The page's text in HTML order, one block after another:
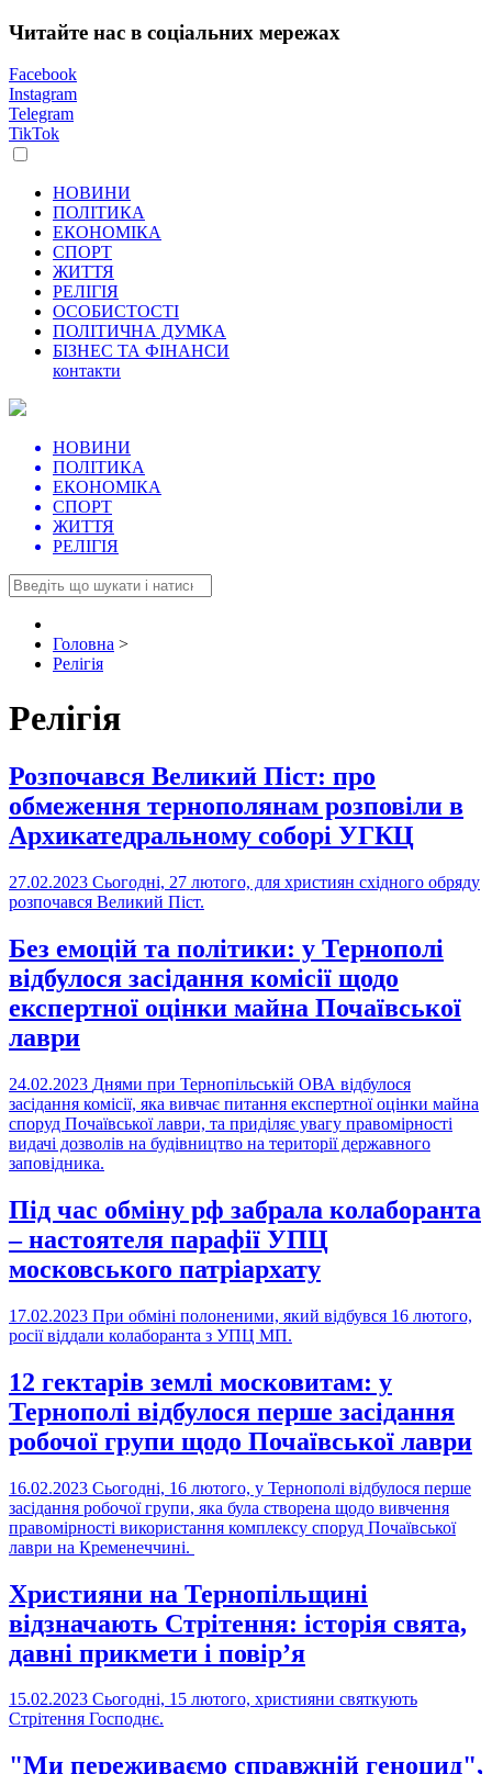
Читайте нас в соціальних мережах
Facebook
Instagram
Telegram
TikTok
НОВИНИ
ПОЛІТИКА
ЕКОНОМІКА
СПОРТ
ЖИТТЯ
РЕЛІГІЯ
ОСОБИСТОСТІ
ПОЛІТИЧНА ДУМКА
БІЗНЕС ТА ФІНАНСИ
контакти
НОВИНИ
ПОЛІТИКА
ЕКОНОМІКА
СПОРТ
ЖИТТЯ
РЕЛІГІЯ
Головна >
Релігія
Релігія
Розпочався Великий Піст: про
обмеження тернополянам розповіли в
Архикатедральному соборі УГКЦ
27.02.2023 Сьогодні, 27 лютого, для християн східного обряду
розпочався Великий Піст.
Без емоцій та політики: у Тернополі
відбулося засідання комісії щодо
експертної оцінки майна Почаївської
лаври
24.02.2023 Днями при Тернопільській ОВА відбулося
засідання комісії, яка вивчає питання експертної оцінки майна
споруд Почаївської лаври, та приділяє увагу правомірності
видачі дозволів на будівництво на території державного
заповідника.
Під час обміну рф забрала колаборанта
– настоятеля парафії УПЦ
московського патріархату
17.02.2023 При обміні полоненими, який відбувся 16 лютого,
росії віддали колаборанта з УПЦ МП.
12 гектарів землі московитам: у
Тернополі відбулося перше засідання
робочої групи щодо Почаївської лаври
16.02.2023 Сьогодні, 16 лютого, у Тернополі відбулося перше
засідання робочої групи, яка була створена щодо вивчення
правомірності використання комплексу споруд Почаївської
лаври на Кременеччині.
Християни на Тернопільщині
відзначають Стрітення: історія свята,
давні прикмети і повір’я
15.02.2023 Сьогодні, 15 лютого, християни святкують
Стрітення Господнє.
"Ми переживаємо справжній геноцид",